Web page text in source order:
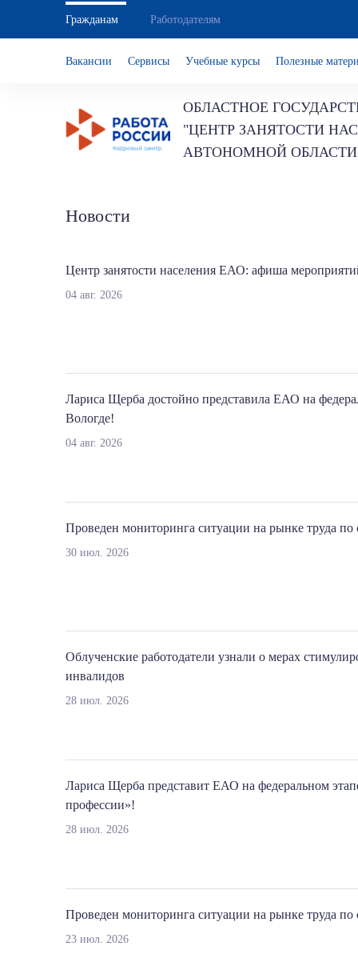
Гражданам Работодателям
Вакансии Сервисы Учебные курсы Полезные
ОБЛАСТНОЕ
"ЦЕНТР ЗАНЯТОСТИ
АВТОНОМНОЙ
Новости
Центр занятости населения ЕАО: афиша
04 авг. 2026
Лариса Щерба достойно представила ЕАО на
Вологде!
04 авг. 2026
Проведен мониторинга ситуации на рынке труда по
30 июл. 2026
Облученские работодатели узнали о мерах
инвалидов
28 июл. 2026
Лариса Щерба представит ЕАО на федеральном
профессии»!
28 июл. 2026
Проведен мониторинга ситуации на рынке труда по
23 июл. 2026